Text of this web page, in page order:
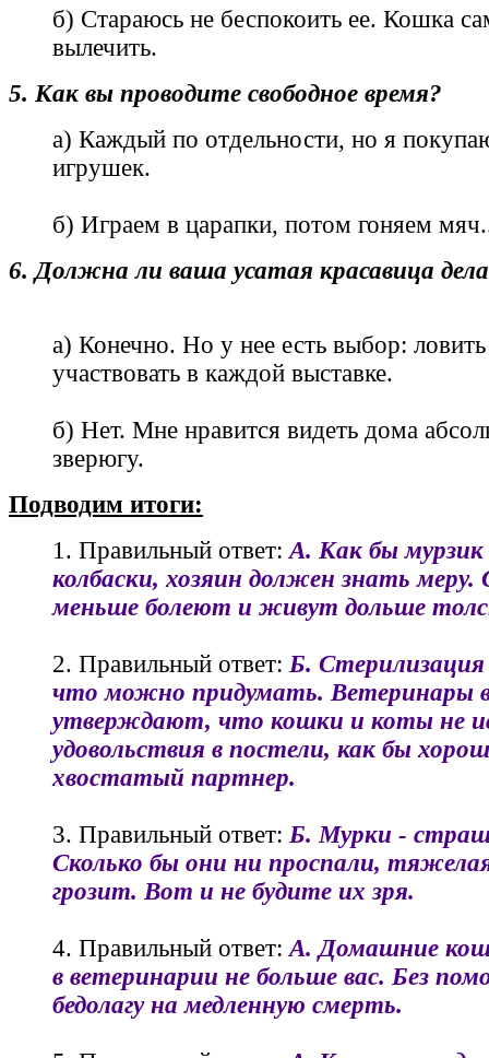
б) Стараюсь не беспокоить ее. Кошка
вылечить.
5. Как вы проводите свободное время?
а) Каждый по отдельности, но я
игрушек.
б) Играем в царапки, потом гоняем
6. Должна ли ваша усатая красавица
а) Конечно. Но у нее есть выбор:
участвовать в каждой выставке.
б) Нет. Мне нравится видеть дома
зверюгу.
Подводим итоги:
1. Правильный ответ:А. Как бы мурзик
колбаски, хозяин должен знать меру.
меньше болеют и живут дольше
2. Правильный ответ:Б. Стерилизация
что можно придумать. Ветеринары в
утверждают, что кошки и коты не
удовольствия в постели, как бы
хвостатый партнер.
3. Правильный ответ:Б. Мурки -
Сколько бы они ни проспали,
грозит. Вот и не будите их зря.
4. Правильный ответ:А. Домашние
в ветеринарии не больше вас. Без
бедолагу на медленную смерть.